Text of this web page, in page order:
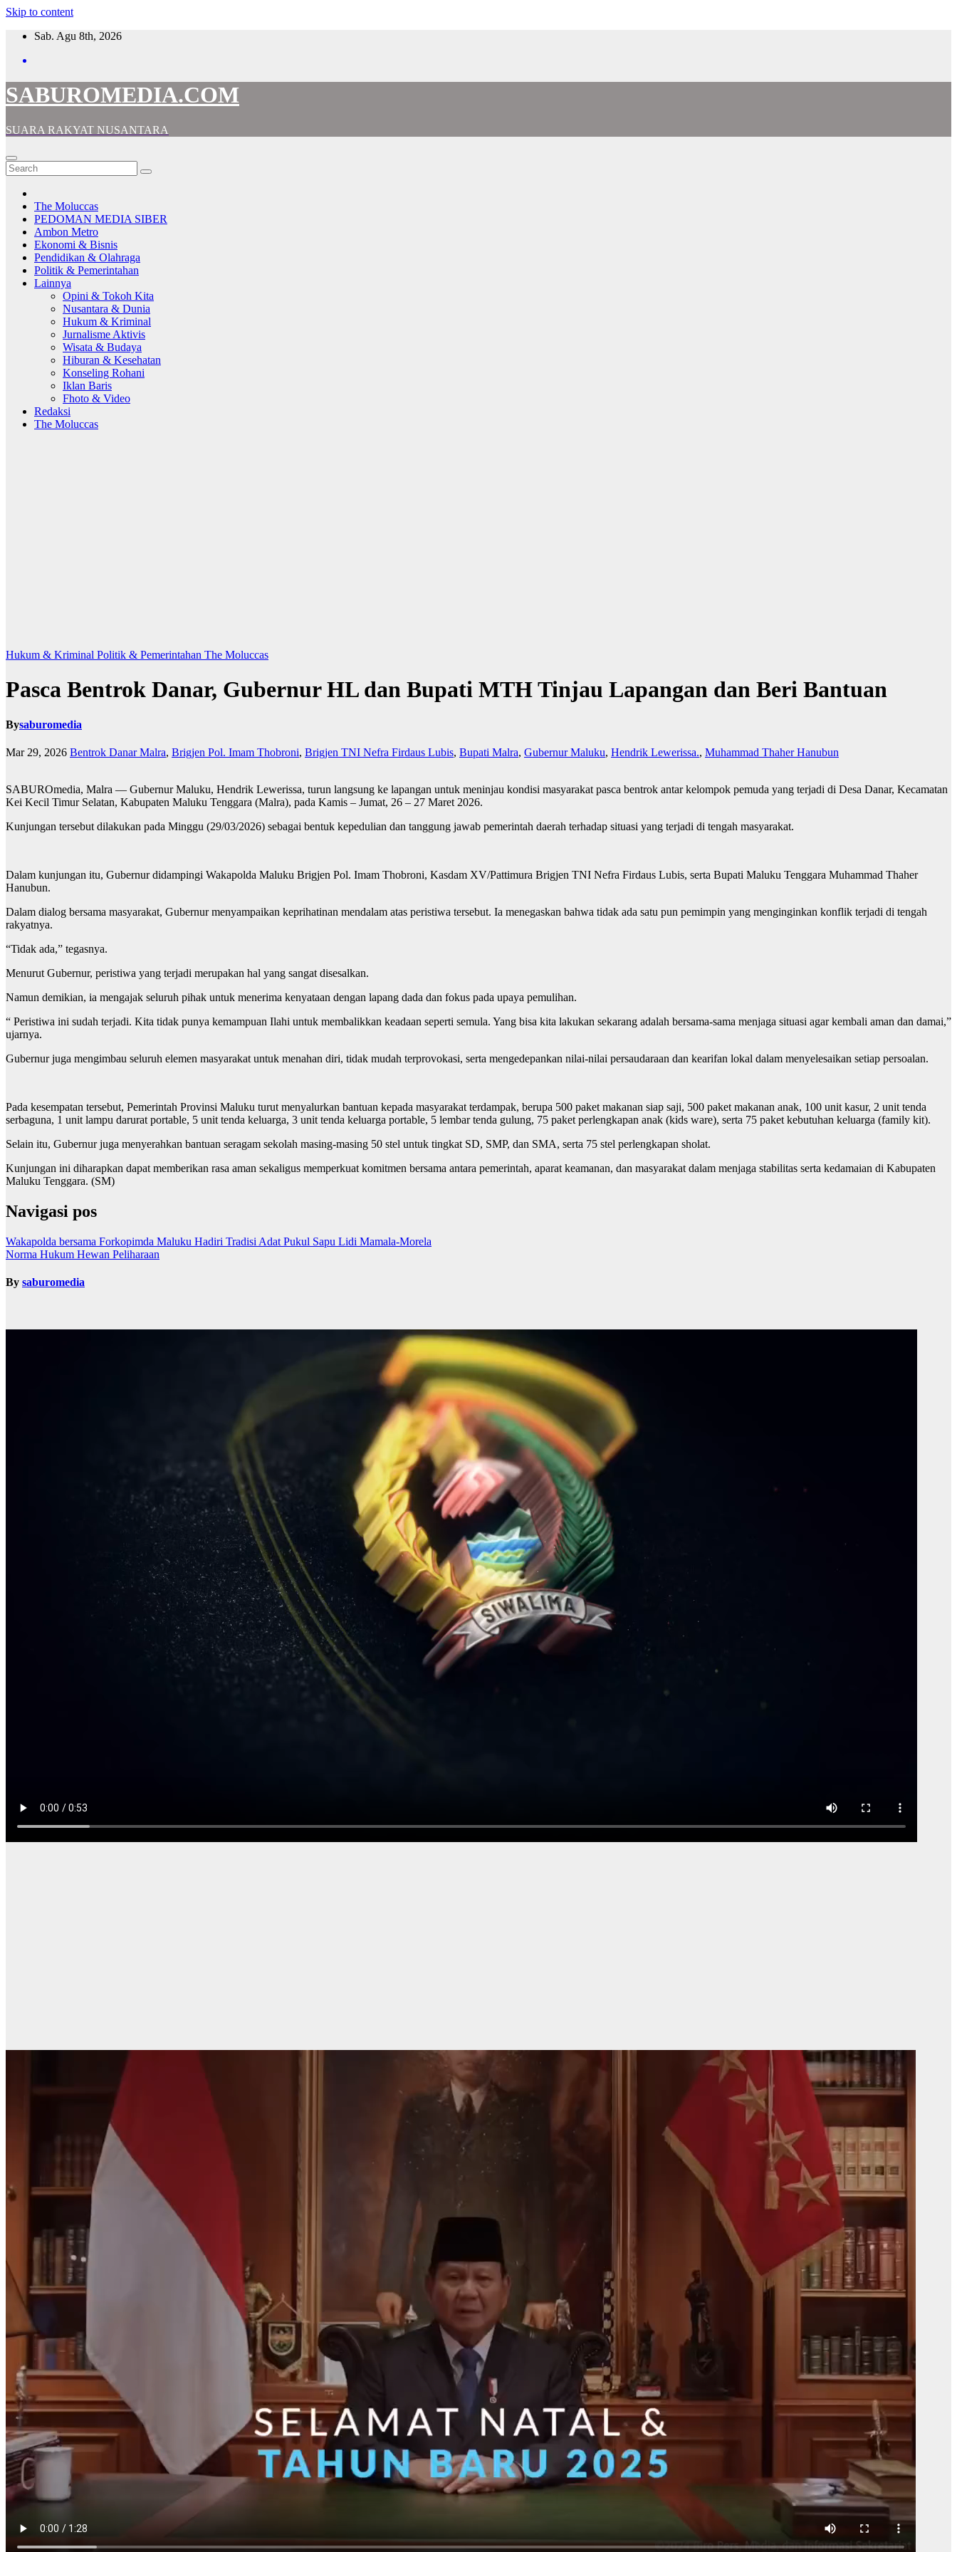
Skip to content
Sab. Agu 8th, 2026
SABUROMEDIA.COM
SUARA RAKYAT NUSANTARA
The Moluccas
PEDOMAN MEDIA SIBER
Ambon Metro
Ekonomi & Bisnis
Pendidikan & Olahraga
Politik & Pemerintahan
Lainnya
Opini & Tokoh Kita
Nusantara & Dunia
Hukum & Kriminal
Jurnalisme Aktivis
Wisata & Budaya
Hiburan & Kesehatan
Konseling Rohani
Iklan Baris
Fhoto & Video
Redaksi
The Moluccas
Hukum & Kriminal Politik & Pemerintahan The Moluccas
Pasca Bentrok Danar, Gubernur HL dan Bupati MTH Tinjau Lapangan dan Beri Bantuan
Bysaburomedia
Mar 29, 2026 Bentrok Danar Malra, Brigjen Pol. Imam Thobroni, Brigjen TNI Nefra Firdaus Lubis, Bupati Malra, Gubernur Maluku, Hendrik Lewerissa., Muhammad Thaher Hanubun
SABUROmedia, Malra — Gubernur Maluku, Hendrik Lewerissa, turun langsung ke lapangan untuk meninjau kondisi masyarakat pasca bentrok antar kelompok pemuda yang terjadi di Desa Danar, Kecamatan
Kei Kecil Timur Selatan, Kabupaten Maluku Tenggara (Malra), pada Kamis – Jumat, 26 – 27 Maret 2026.
Kunjungan tersebut dilakukan pada Minggu (29/03/2026) sebagai bentuk kepedulian dan tanggung jawab pemerintah daerah terhadap situasi yang terjadi di tengah masyarakat.
Dalam kunjungan itu, Gubernur didampingi Wakapolda Maluku Brigjen Pol. Imam Thobroni, Kasdam XV/Pattimura Brigjen TNI Nefra Firdaus Lubis, serta Bupati Maluku Tenggara Muhammad Thaher
Hanubun.
Dalam dialog bersama masyarakat, Gubernur menyampaikan keprihatinan mendalam atas peristiwa tersebut. Ia menegaskan bahwa tidak ada satu pun pemimpin yang menginginkan konflik terjadi di tengah
rakyatnya.
“Tidak ada,” tegasnya.
Menurut Gubernur, peristiwa yang terjadi merupakan hal yang sangat disesalkan.
Namun demikian, ia mengajak seluruh pihak untuk menerima kenyataan dengan lapang dada dan fokus pada upaya pemulihan.
“ Peristiwa ini sudah terjadi. Kita tidak punya kemampuan Ilahi untuk membalikkan keadaan seperti semula. Yang bisa kita lakukan sekarang adalah bersama-sama menjaga situasi agar kembali aman dan damai,”
ujarnya.
Gubernur juga mengimbau seluruh elemen masyarakat untuk menahan diri, tidak mudah terprovokasi, serta mengedepankan nilai-nilai persaudaraan dan kearifan lokal dalam menyelesaikan setiap persoalan.
Pada kesempatan tersebut, Pemerintah Provinsi Maluku turut menyalurkan bantuan kepada masyarakat terdampak, berupa 500 paket makanan siap saji, 500 paket makanan anak, 100 unit kasur, 2 unit tenda
serbaguna, 1 unit lampu darurat portable, 5 unit tenda keluarga, 3 unit tenda keluarga portable, 5 lembar tenda gulung, 75 paket perlengkapan anak (kids ware), serta 75 paket kebutuhan keluarga (family kit).
Selain itu, Gubernur juga menyerahkan bantuan seragam sekolah masing-masing 50 stel untuk tingkat SD, SMP, dan SMA, serta 75 stel perlengkapan sholat.
Kunjungan ini diharapkan dapat memberikan rasa aman sekaligus memperkuat komitmen bersama antara pemerintah, aparat keamanan, dan masyarakat dalam menjaga stabilitas serta kedamaian di Kabupaten
Maluku Tenggara. (SM)
Navigasi pos
Wakapolda bersama Forkopimda Maluku Hadiri Tradisi Adat Pukul Sapu Lidi Mamala-Morela
Norma Hukum Hewan Peliharaan
By saburomedia